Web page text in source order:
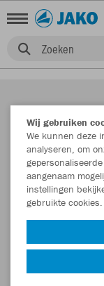
Zoeken
Wij gebruiken
We kunnen deze
analyseren, om
aangenaam
instellingen
gebruikte cookies.